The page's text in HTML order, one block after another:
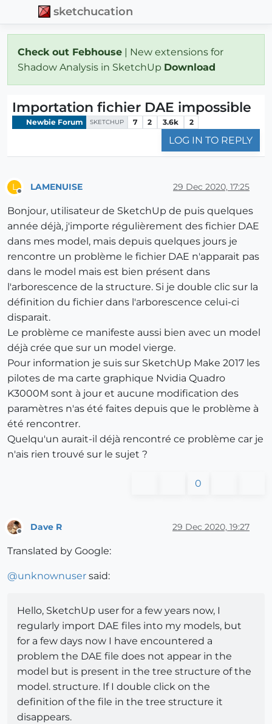
sketchucation
Check out Febhouse | New extensions for
Shadow Analysis in SketchUp Download
Importation fichier DAE impossible
Newbie Forum SKETCHUP 7 2 3.6k 2
LOG IN TO REPLY
L LAMENUISE 29 Dec 2020, 17:25
Bonjour, utilisateur de SketchUp de puis quelques
année déjà, j'importe régulièrement des fichier DAE
dans mes model, mais depuis quelques jours je
rencontre un problème le fichier DAE n'apparait pas
dans le model mais est bien présent dans
l'arborescence de la structure. Si je double clic sur la
définition du fichier dans l'arborescence celui-ci
disparait.
Le problème ce manifeste aussi bien avec un model
déjà crée que sur un model vierge.
Pour information je suis sur SketchUp Make 2017 les
pilotes de ma carte graphique Nvidia Quadro
K3000M sont à jour et aucune modification des
paramètres n'as été faites depuis que le problème à
été rencontrer.
Quelqu'un aurait-il déjà rencontré ce problème car je
n'ais rien trouvé sur le sujet ?
0
Dave R 29 Dec 2020, 19:27
Translated by Google:
@unknownuser said:
Hello, SketchUp user for a few years now, I
regularly import DAE files into my models, but
for a few days now I have encountered a
problem the DAE file does not appear in the
model but is present in the tree structure of the
model. structure. If I double click on the
definition of the file in the tree structure it
disappears.